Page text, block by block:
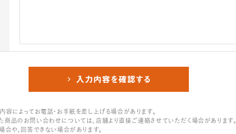
容によってお電話・お手紙を差し上げる場合があります。
品のお問い合わせについては、店舗より直接ご連絡させていただく場合があります。
合や、回答できない場合があります。